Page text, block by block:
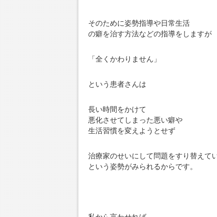
そのために姿勢指導や日常生活
の癖を治す方法などの指導をしますが
「全くかわりません」
という患者さんは
長い時間をかけて
悪化させてしまった悪い癖や
生活習慣を変えようとせず
治療家のせいにして問題をすり替えて
という姿勢がみられるからです。